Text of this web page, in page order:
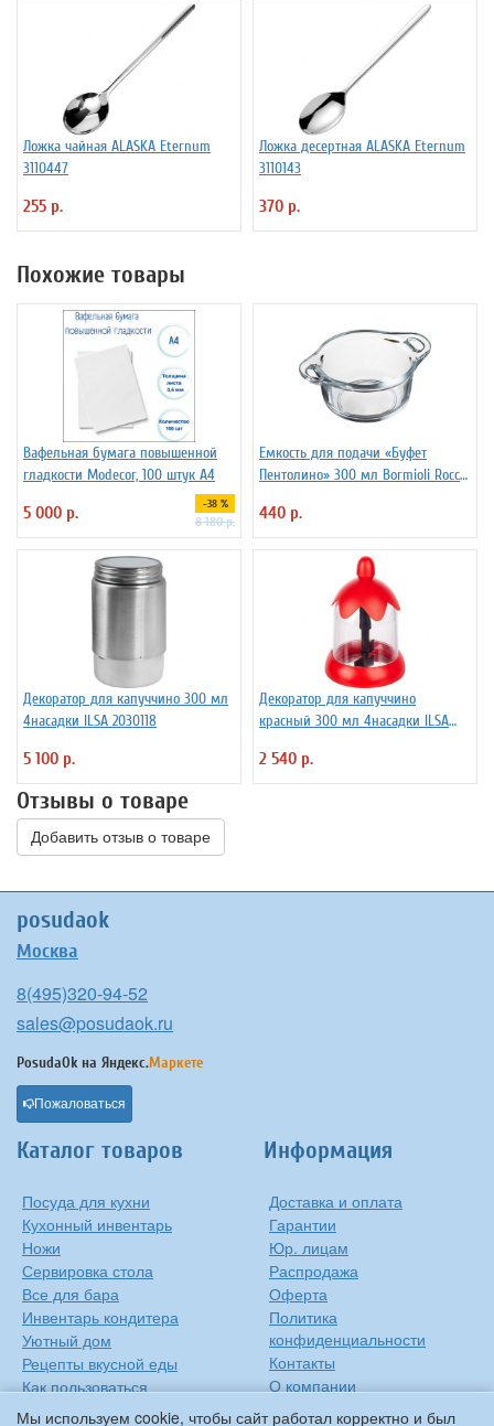
Мы используем cookie, чтобы сайт работал корректно и был
Ложка чайная ALASKA Eternum
3110447
255 р.
Ложка десертная ALASKA Eternum
3110143
370 р.
Похожие товары
Вафельная бумага повышенной
гладкости Modecor, 100 штук А4
5 000 р. -38 %
8 180 р.
Емкость для подачи «Буфет
Пентолино» 300 мл Bormioli Rocco
440 р.
Декоратор для капуччино 300 мл
4насадки ILSA 2030118
5 100 р.
Декоратор для капуччино
красный 300 мл 4насадки ILSA
2 540 р.
Отзывы о товаре
Добавить отзыв о товаре
posudaok
Москва
8(495)320-94-52
sales@posudaok.ru
PosudaOk на Яндекс.Маркете
Пожаловаться
Каталог товаров
Посуда для кухни
Кухонный инвентарь
Ножи
Сервировка стола
Все для бара
Инвентарь кондитера
Уютный дом
Рецепты вкусной еды
Как пользоваться
сковородкой
Информация
Доставка и оплата
Гарантии
Юр. лицам
Распродажа
Оферта
Политика
конфиденциальности
Контакты
О компании
Сиропы Monin